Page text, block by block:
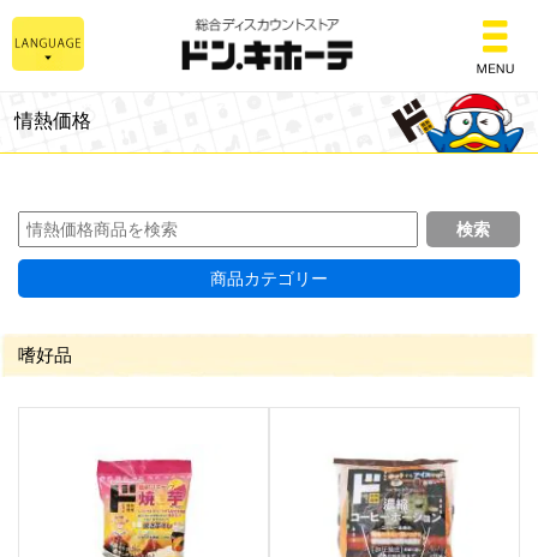
総合ディスカウント
情熱価格
商品カテゴリー
嗜好品